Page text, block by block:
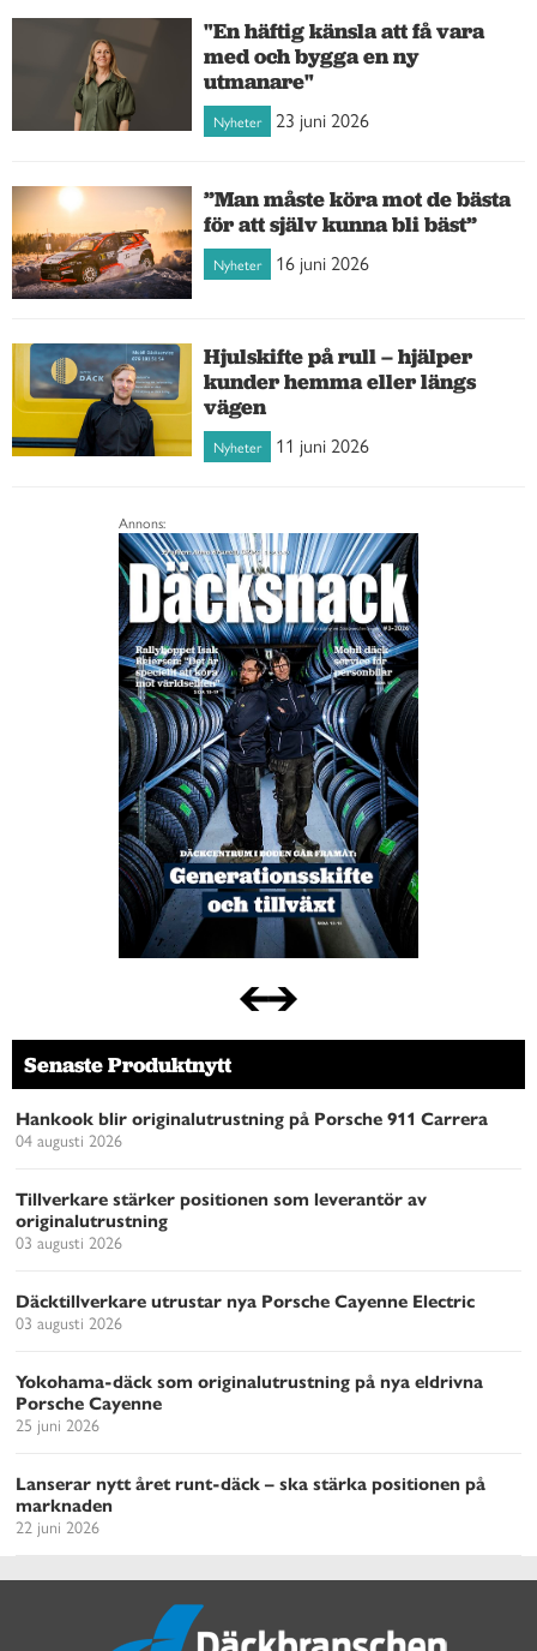
"En häftig känsla att få vara
med och bygga en ny
utmanare"
Nyheter 23 juni 2026
”Man måste köra mot de bästa
för att själv kunna bli bäst”
Nyheter 16 juni 2026
Hjulskifte på rull – hjälper
kunder hemma eller längs
vägen
Nyheter 11 juni 2026
Annons:
Senaste Produktnytt
Hankook blir originalutrustning på Porsche 911 Carrera
04 augusti 2026
Tillverkare stärker positionen som leverantör av
originalutrustning
03 augusti 2026
Däcktillverkare utrustar nya Porsche Cayenne Electric
03 augusti 2026
Yokohama-däck som originalutrustning på nya eldrivna
Porsche Cayenne
25 juni 2026
Lanserar nytt året runt-däck – ska stärka positionen på
marknaden
22 juni 2026